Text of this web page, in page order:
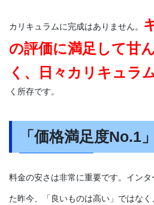
カリキュラムに完成はありません。
の評価に満足して甘
く、日々カリキュラ
く所存です。
「価格満足度No.1
料金の安さは非常に重要です。イン
た昨今、「良いものは高い」ではなく